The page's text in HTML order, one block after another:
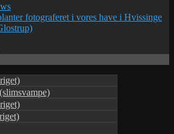
fotograferet i vores have i Hvissinge